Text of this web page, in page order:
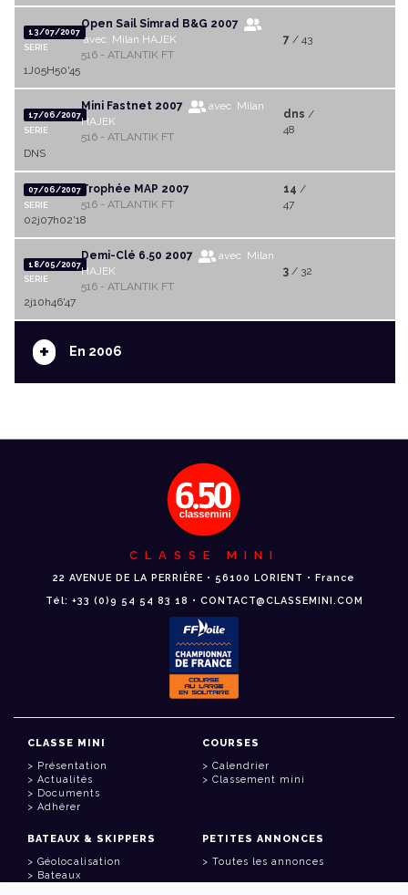
13/07/2007
SERIE
Open Sail Simrad B&G 2007
avec Milan HAJEK
516 - ATLANTIK FT
7 / 43
1J05H50'45
17/06/2007
SERIE
Mini Fastnet 2007
avec Milan
HAJEK
516 - ATLANTIK FT
dns /
48
DNS
07/06/2007
SERIE
Trophée MAP 2007
516 - ATLANTIK FT
14 /
47
02j07h02'18
18/05/2007
SERIE
Demi-Clé 6.50 2007
avec Milan
HAJEK
516 - ATLANTIK FT
3/ 32
2j10h46'47
+ En 2006
CLASSE MINI
22 AVENUE DE LA PERRIÈRE • 56100 LORIENT • France
Tél: +33 (0)9 54 54 83 18 • CONTACT@CLASSEMINI.COM
CLASSE MINI
Présentation
Actualités
Documents
Adhérer
COURSES
Calendrier
Classement mini
BATEAUX & SKIPPERS
Géolocalisation
Bateaux
PETITES ANNONCES
Toutes les annonces